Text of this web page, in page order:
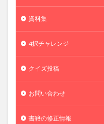
資料集
4択チャレンジ
クイズ投稿
お問い合わせ
書籍の修正情報